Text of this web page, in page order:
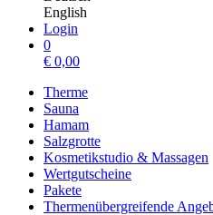
English
Login
0
€ 0,00
Therme
Sauna
Hamam
Salzgrotte
Kosmetikstudio & Massagen
Wertgutscheine
Pakete
Thermenübergreifende